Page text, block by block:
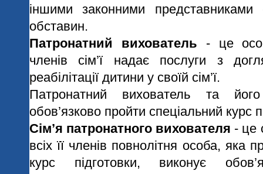
іншими законними представниками
обставин.
Патронатний вихователь - це
членів сім’ї надає послуги з
реабілітації дитини у своїй сім’ї.
Патронатний вихователь та
обов’язково пройти спеціальний курс
Сім’я патронатного вихователя - це
всіх її членів повнолітня особа, яка
курс підготовки, виконує